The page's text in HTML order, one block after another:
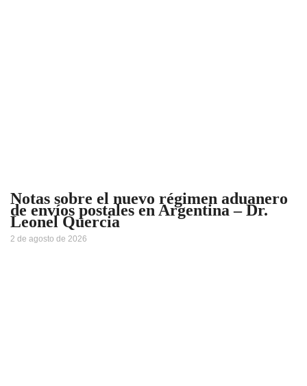
Notas sobre el nuevo régimen aduanero
de envíos postales en Argentina – Dr.
Leonel Quercia
2 de agosto de 2026